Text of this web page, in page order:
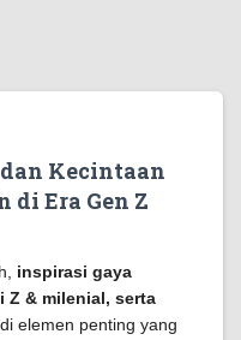
Kecintaan
Era Gen Z
inspirasi gaya
Z & milenial, serta
elemen penting yang